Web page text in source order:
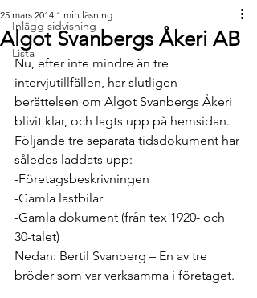
Inlägg sidvisning
Lista
Algot Svanbergs Åkeri AB
25 mars 2014 1 min läsning
Nu, efter inte mindre än tre
intervjutillfällen, har slutligen
berättelsen om Algot Svanbergs Åkeri
blivit klar, och lagts upp på hemsidan.
Följande tre separata tidsdokument har
således laddats upp:
-Företagsbeskrivningen
-Gamla lastbilar
-Gamla dokument (från tex 1920- och
30-talet)
Nedan: Bertil Svanberg – En av tre
bröder som var verksamma i företaget.